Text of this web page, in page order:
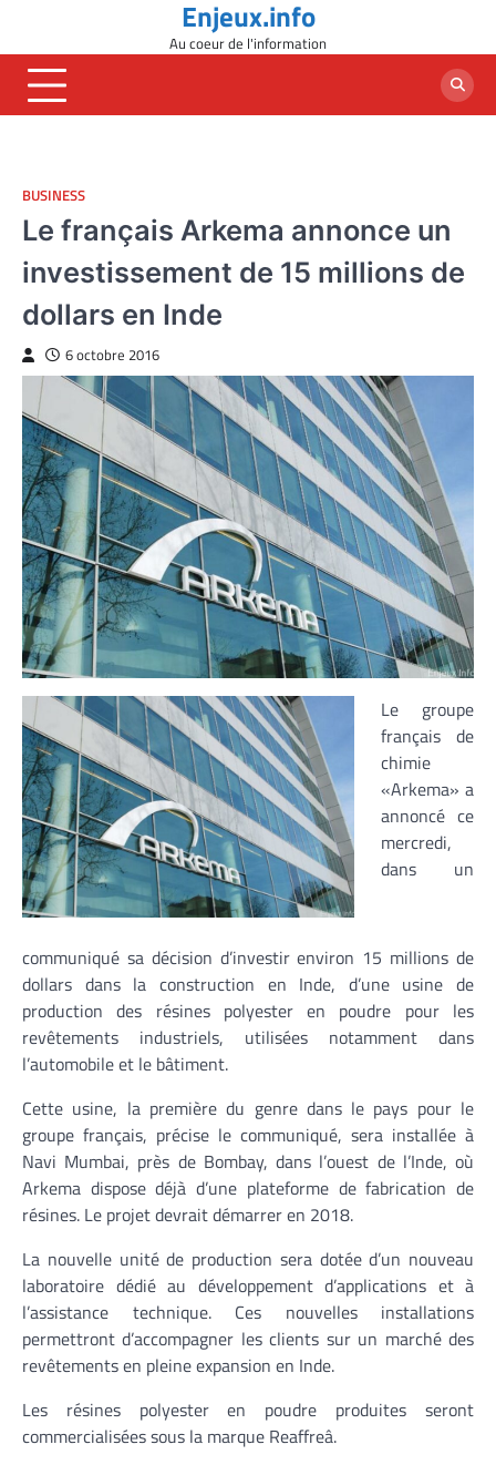
content
Enjeux.info
Au coeur de l'information
BUSINESS
Le français Arkema annonce un
investissement de 15 millions de
dollars en Inde
6 octobre 2016
Le groupe
français de
chimie
«Arkema» a
annoncé ce
mercredi,
dans un
communiqué sa décision d’investir environ 15 millions de
dollars dans la construction en Inde, d’une usine de
production des résines polyester en poudre pour les
revêtements industriels, utilisées notamment dans
l’automobile et le bâtiment.
Cette usine, la première du genre dans le pays pour le
groupe français, précise le communiqué, sera installée à
Navi Mumbai, près de Bombay, dans l’ouest de l’Inde, où
Arkema dispose déjà d’une plateforme de fabrication de
résines. Le projet devrait démarrer en 2018.
La nouvelle unité de production sera dotée d’un nouveau
laboratoire dédié au développement d’applications et à
l’assistance technique. Ces nouvelles installations
permettront d’accompagner les clients sur un marché des
revêtements en pleine expansion en Inde.
Les résines polyester en poudre produites seront
commercialisées sous la marque Reaffreâ.